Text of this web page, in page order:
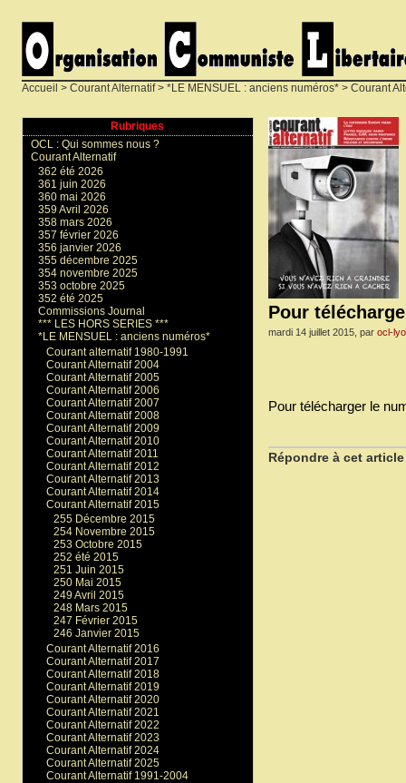
Accueil > Courant Alternatif> *LE MENSUEL : anciens numéros* > Courant
Pour
mardi 14 juillet 2015, par ocl-
Pour télécharger le
Répondre à cet article
Rubriques
OCL : Qui sommes nous ?
Courant Alternatif
362 été 2026
361 juin 2026
360 mai 2026
359 Avril 2026
358 mars 2026
357 février 2026
356 janvier 2026
355 décembre 2025
354 novembre 2025
353 octobre 2025
352 été 2025
Commissions Journal
*** LES HORS SERIES ***
*LE MENSUEL : anciens numéros*
Courant alternatif 1980-1991
Courant Alternatif 2004
Courant Alternatif 2005
Courant Alternatif 2006
Courant Alternatif 2007
Courant Alternatif 2008
Courant Alternatif 2009
Courant Alternatif 2010
Courant Alternatif 2011
Courant Alternatif 2012
Courant Alternatif 2013
Courant Alternatif 2014
Courant Alternatif 2015
255 Décembre 2015
254 Novembre 2015
253 Octobre 2015
252 été 2015
251 Juin 2015
250 Mai 2015
249 Avril 2015
248 Mars 2015
247 Février 2015
246 Janvier 2015
Courant Alternatif 2016
Courant Alternatif 2017
Courant Alternatif 2018
Courant Alternatif 2019
Courant Alternatif 2020
Courant Alternatif 2021
Courant Alternatif 2022
Courant Alternatif 2023
Courant Alternatif 2024
Courant Alternatif 2025
Courant Alternatif 1991-2004